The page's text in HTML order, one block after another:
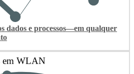
dados e processos—em qualquer
em WLAN